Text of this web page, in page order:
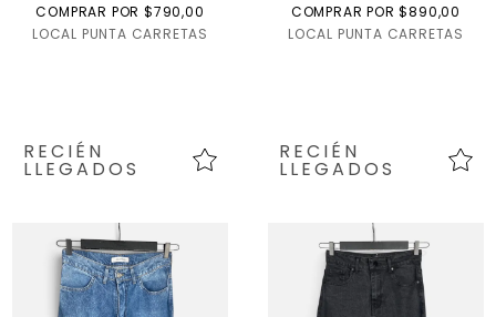
COMPRAR POR $790,00
LOCAL PUNTA CARRETAS
COMPRAR POR $890,00
LOCAL PUNTA CARRETAS
RECIÉN
LLEGADOS
RECIÉN
LLEGADOS